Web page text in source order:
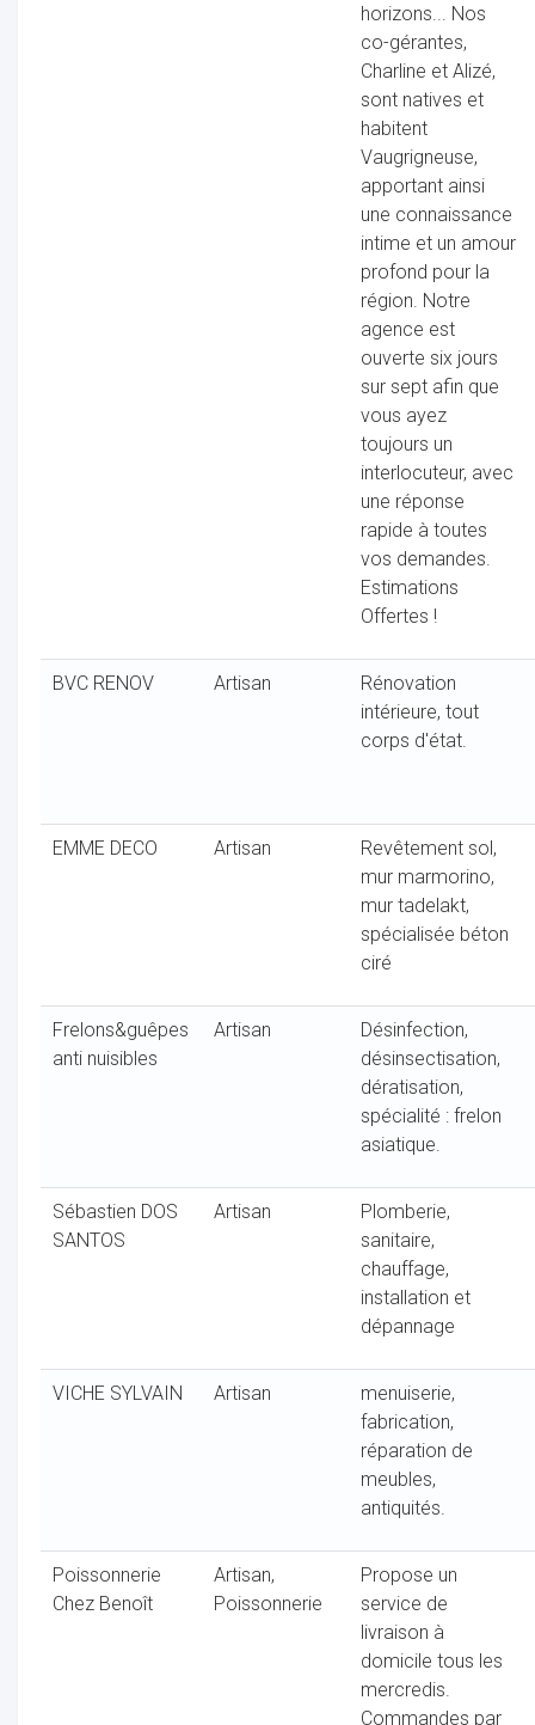
horizons... Nos
co-gérantes,
Charline et Alizé,
sont natives et
habitent
Vaugrigneuse,
apportant ainsi
une connaissance
intime et un amour
profond pour la
région. Notre
agence est
ouverte six jours
sur sept afin que
vous ayez
toujours un
interlocuteur, avec
une réponse
rapide à toutes
vos demandes.
Estimations
Offertes !
BVC RENOV Artisan
Rénovation
intérieure, tout
corps d'état.
EMME DECO Artisan
Revêtement sol,
mur marmorino,
mur tadelakt,
spécialisée béton
ciré
Frelons&guêpes
anti nuisibles
Artisan
Désinfection,
désinsectisation,
dératisation,
spécialité : frelon
asiatique.
Sébastien DOS
SANTOS
Artisan
Plomberie,
sanitaire,
chauffage,
installation et
dépannage
VICHE SYLVAIN Artisan
menuiserie,
fabrication,
réparation de
meubles,
antiquités.
Poissonnerie
Chez Benoît
Artisan,
Poissonnerie
Propose un
service de
livraison à
domicile tous les
mercredis.
Commandes par